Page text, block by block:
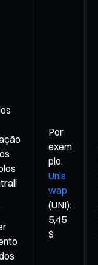
Por
exem
plo,
Unis
wap
(UNI):
5,45
$